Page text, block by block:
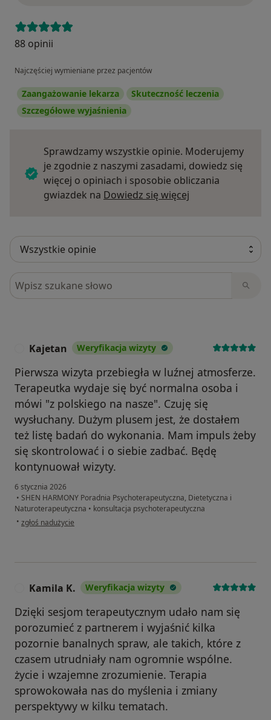
88 opinii
Najczęściej wymieniane przez pacjentów
Zaangażowanie lekarza
Skuteczność leczenia
Szczegółowe wyjaśnienia
Sprawdzamy wszystkie opinie. Moderujemy
je zgodnie z naszymi zasadami, dowiedz się
więcej o opiniach i sposobie obliczania
gwiazdek na Dowiedz się więcej
Szukaj w opiniach
Kajetan Weryfikacja wizyty
Pierwsza wizyta przebiegła w luźnej atmosferze.
Terapeutka wydaje się być normalna osoba i
mówi "z polskiego na nasze". Czuję się
wysłuchany. Dużym plusem jest, że dostałem
też listę badań do wykonania. Mam impuls żeby
się skontrolować i o siebie zadbać. Będę
kontynuował wizyty.
6 stycznia 2026
• SHEN HARMONY Poradnia Psychoterapeutyczna, Dietetyczna i
Naturoterapeutyczna • konsultacja psychoterapeutyczna
• w opinii użytkownika Kajetan
zgłoś nadużycie
Kamila K. Weryfikacja wizyty
Dzięki sesjom terapeutycznym udało nam się
porozumieć z partnerem i wyjaśnić kilka
pozornie banalnych spraw, ale takich, które z
czasem utrudniały nam ogromnie wspólne.
życie i wzajemne zrozumienie. Terapia
sprowokowała nas do myślenia i zmiany
perspektywy w kilku tematach.